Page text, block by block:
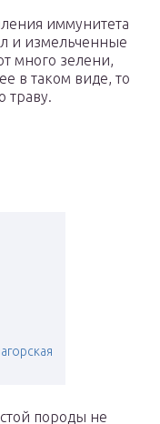
иммунитета
и измельченные
много зелени,
в таком виде, то
траву.
породы не